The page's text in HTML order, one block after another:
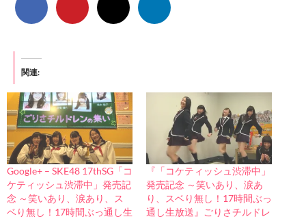
関連
Google+ – SKE48 17thSG「コ
ケティッシュ渋滞中」発売記
念 ～笑いあり、涙あり、ス
ベり無し！17時間ぶっ通し生
『「コケティッシュ渋滞中」
発売記念 ～笑いあり、涙あ
り、スベり無し！17時間ぶっ
通し生放送』ごりさチルドレ